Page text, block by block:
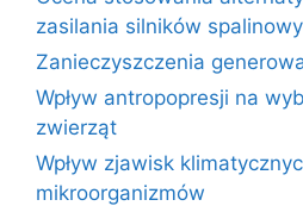
zasilania silników
Zanieczyszczenia
Wpływ antropopresji na
zwierząt
Wpływ zjawisk
mikroorganizmów